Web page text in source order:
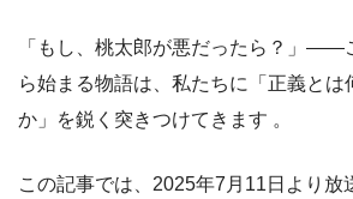
「もし、桃太郎が悪だったら？」——
ら始まる物語は、私たちに「正義とは
か」を鋭く突きつけてきます 。
この記事では、2025年7月11日より放